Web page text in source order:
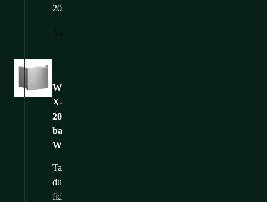
2025
WME-
X-
201003-
back-
WEB
Images
Taille
du
fichier